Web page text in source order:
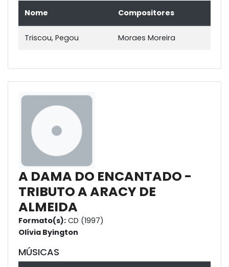
Nome Compositores
Triscou, Pegou Moraes Moreira
A DAMA DO ENCANTADO -
TRIBUTO A ARACY DE
ALMEIDA
Formato(s): CD (1997)
Olívia Byington
MÚSICAS